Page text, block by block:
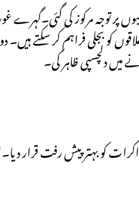
توجہ مرکوز کی گئی۔گہرے غور
کو بجلی فراہم کر سکتے
میں دلچسپی ظاہر کی۔
کو بہتر پیش رفت